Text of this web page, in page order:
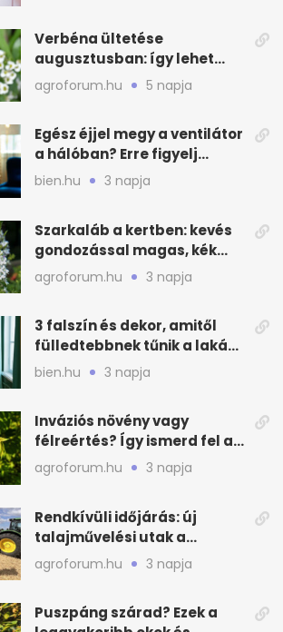
Verbéna ültetése
augusztusban: így lehet
még idén virágos a kert
agroforum.hu 5 napja
Egész éjjel megy a ventilátor
a hálóban? Erre figyelj
alvásnál nyáron
bien.hu 3 napja
Szarkaláb a kertben: kevés
gondozással magas, kék
virágfalat ad
agroforum.hu 3 napja
3 falszín és dekor, amitől
fülledtebbnek tűnik a lakás
nyáron
bien.hu 3 napja
Inváziós növény vagy
félreértés? Így ismerd fel a
valódi kockázatot
agroforum.hu 3 napja
Rendkívüli időjárás: új
talajművelési utak a
gazdáknak
agroforum.hu 3 napja
Puszpáng szárad? Ezek a